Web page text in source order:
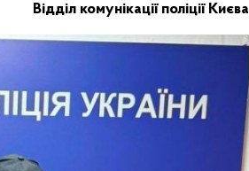
Відділ комунікації поліції Києва